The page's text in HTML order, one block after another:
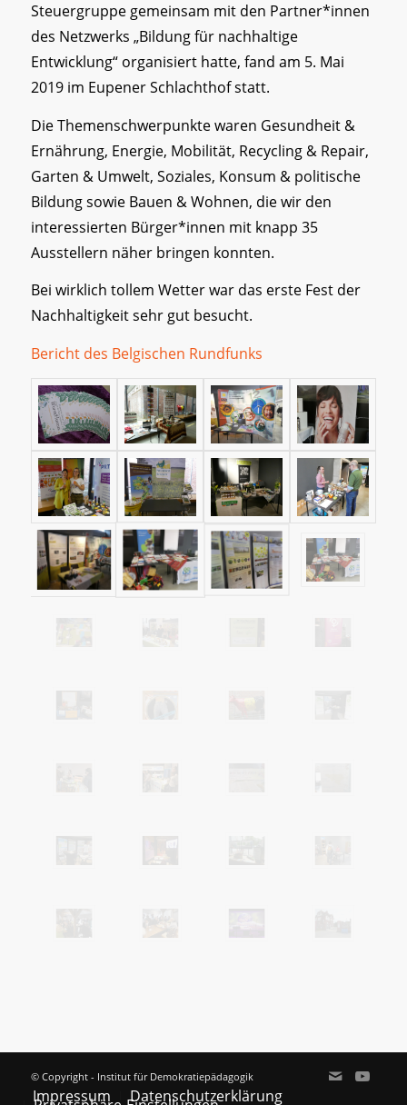
Steuergruppe gemeinsam mit den Partner*innen
des Netzwerks „Bildung für nachhaltige
Entwicklung“ organisiert hatte, fand am 5. Mai
2019 im Eupener Schlachthof statt.
Die Themenschwerpunkte waren Gesundheit &
Ernährung, Energie, Mobilität, Recycling & Repair,
Garten & Umwelt, Soziales, Konsum & politische
Bildung sowie Bauen & Wohnen, die wir den
interessierten Bürger*innen mit knapp 35
Ausstellern näher bringen konnten.
Bei wirklich tollem Wetter war das erste Fest der
Nachhaltigkeit sehr gut besucht.
Bericht des Belgischen Rundfunks
© Copyright - Institut für Demokratiepädagogik
Impressum Datenschutzerklärung